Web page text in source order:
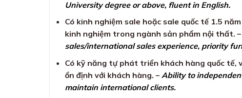
University degree or above, fluent in English.
Có kinh nghiệm sale hoặc sale quốc tế 1.5
kinh nghiệm trong ngành sản phẩm nội thất. –
sales/international sales experience, priority
Có kỹ năng tự phát triển khách hàng quốc tế,
ổn định với khách hàng. – Ability to
maintain international clients.